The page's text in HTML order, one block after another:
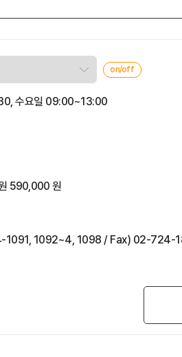
on/off
수요일 09:00~13:00
590,000 원
1091, 1092~4, 1098 / Fax) 02-724-